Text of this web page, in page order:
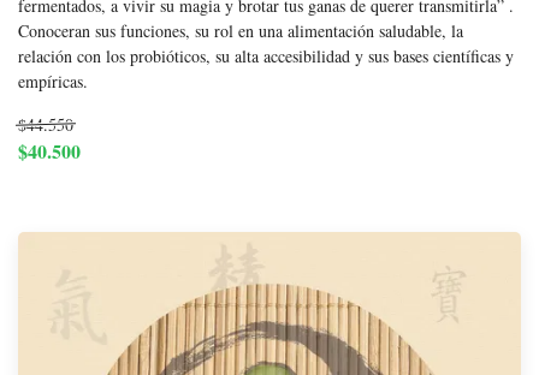
fermentados, a vivir su magia y brotar tus ganas de querer transmitirla” .
Conoceran sus funciones, su rol en una alimentación saludable, la
relación con los probióticos, su alta accesibilidad y sus bases científicas y
empíricas.
$44.550
$40.500